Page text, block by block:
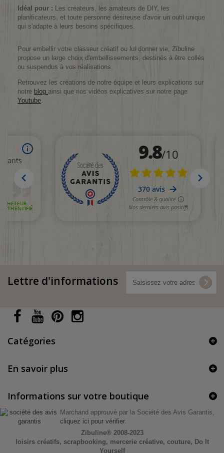
Idéal pour : Les créateurs, les amateurs de DIY, les
planificateurs, et toute personne désireuse d'avoir un outil unique
qui s'adapte à leurs besoins spécifiques.
Pour embellir votre classeur créatif ou lui donner vie, Zibuline
propose un large choix d'embellissements, destinés à être collés
ou suspendus à vos réalisations.
Retrouvez les créations de notre équipe et leurs explications sur
notre blog ainsi que nos vidéos explicatives sur notre page
Youtube.
Lettre d'informations
Catégories
En savoir plus
Informations sur votre boutique
Marchand approuvé par la Société des Avis Garantis,
cliquez ici pour vérifier.
Zibuline® 2008-2023
loisirs créatifs, scrapbooking, mercerie créative, couture, Do It
Yourself